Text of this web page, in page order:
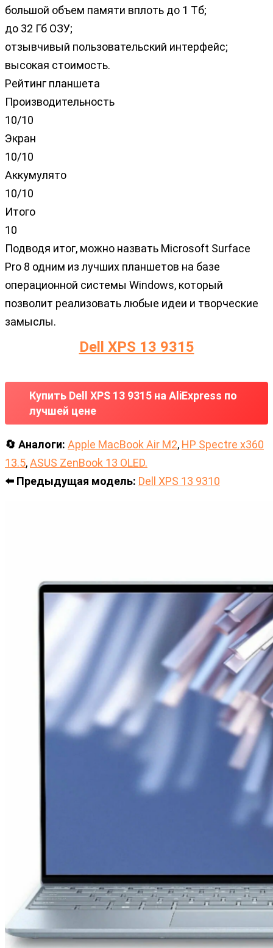
большой объем памяти вплоть до 1 Тб;
до 32 Гб ОЗУ;
отзывчивый пользовательский интерфейс;
высокая стоимость.
Рейтинг планшета
Производительность
10/10
Экран
10/10
Аккумулято
10/10
Итого
10
Подводя итог, можно назвать Microsoft Surface
Pro 8 одним из лучших планшетов на базе
операционной системы Windows, который
позволит реализовать любые идеи и творческие
замыслы.
Dell XPS 13 9315
Купить Dell XPS 13 9315 на AliExpress по
лучшей цене
🔄 Аналоги: Apple MacBook Air M2, HP Spectre x360
13.5,ASUS ZenBook 13 OLED.
⬅️ Предыдущая модель: Dell XPS 13 9310